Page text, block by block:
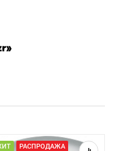
РАСПРОДАЖА